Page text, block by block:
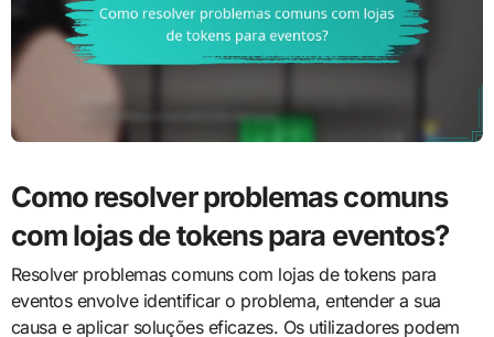
Como resolver problemas comuns
com lojas de tokens para eventos?
Resolver problemas comuns com lojas de tokens para
eventos envolve identificar o problema, entender a sua
causa e aplicar soluções eficazes. Os utilizadores podem